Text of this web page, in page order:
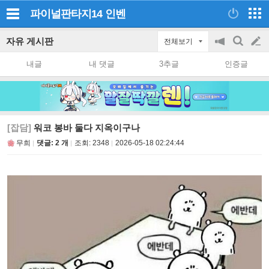
파이널판타지14 인벤
자유 게시판 전체보기
공
on/off
검
색
글
쓰
내글 내 댓글 3추글 인증글
[잡담] 워코 봉바 둘다 지옥이구나
무희 댓글: 2 개 조회: 2348 2026-05-18 02:24:44